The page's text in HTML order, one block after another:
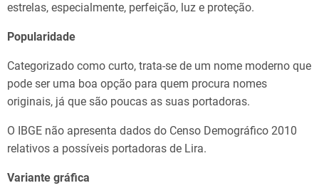
estrelas, especialmente, perfeição, luz e proteção.
Popularidade
Categorizado como curto, trata-se de um nome moderno que
pode ser uma boa opção para quem procura nomes
originais, já que são poucas as suas portadoras.
O IBGE não apresenta dados do Censo Demográfico 2010
relativos a possíveis portadoras de Lira.
Variante gráfica